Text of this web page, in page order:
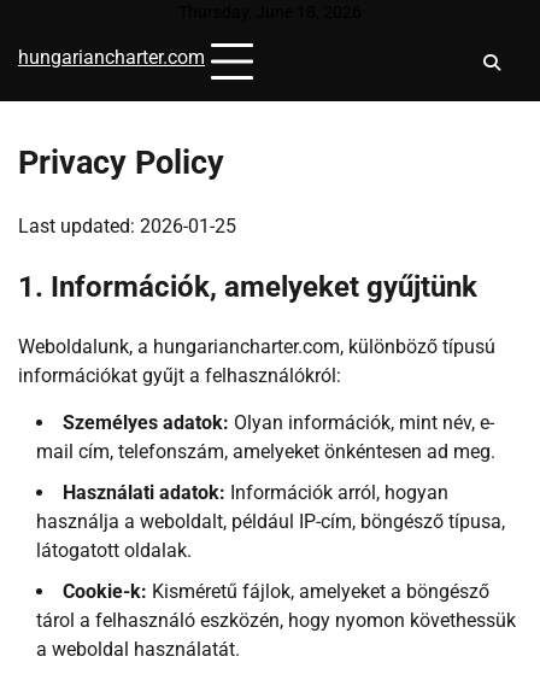
content
hungariancharter.com
Privacy Policy
Last updated: 2026-01-25
1. Információk, amelyeket gyűjtünk
Weboldalunk, a hungariancharter.com, különböző típusú
információkat gyűjt a felhasználókról:
Személyes adatok: Olyan információk, mint név, e-
mail cím, telefonszám, amelyeket önkéntesen ad meg.
Használati adatok: Információk arról, hogyan
használja a weboldalt, például IP-cím, böngésző típusa,
látogatott oldalak.
Cookie-k: Kisméretű fájlok, amelyeket a böngésző
tárol a felhasználó eszközén, hogy nyomon követhessük
a weboldal használatát.